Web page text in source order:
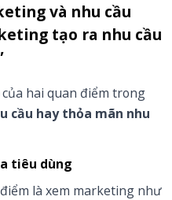
và nhu cầu
tạo ra nhu cầu
hai quan điểm trong
cầu hay thỏa mãn nhu
tiêu dùng
là xem marketing như